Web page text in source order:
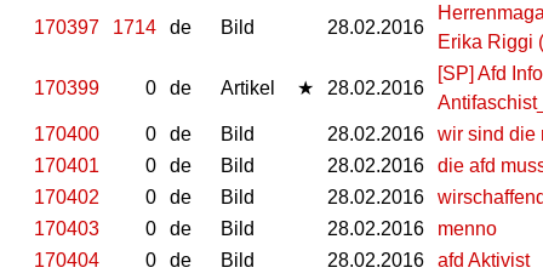
170397 1714 de Bild 28.02.2016
Erika Riggi
170399 0 de Artikel ★ 28.02.2016
[SP] Afd
170400
0 de Bild 28.02.2016
wir sind die
170401
0 de Bild 28.02.2016
die afd
170402
0 de Bild 28.02.2016
170403
0 de Bild 28.02.2016
menno
170404
0 de Bild 28.02.2016
afd Aktivist